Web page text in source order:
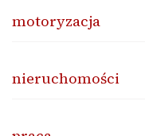
motoryzacja
nieruchomości